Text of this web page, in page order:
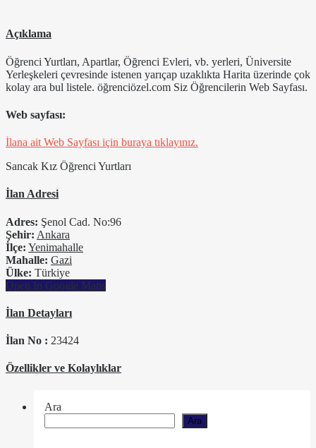
Açıklama
Öğrenci Yurtları, Apartlar, Öğrenci Evleri, vb. yerleri, Üniversite
Yerleşkeleri çevresinde istenen yarıçap uzaklıkta Harita üzerinde çok
kolay ara bul listele. öğrenciözel.com Siz Öğrencilerin Web Sayfası.
Web sayfası:
İlana ait Web Sayfası için buraya tıklayınız.
Sancak Kız Öğrenci Yurtları
İlan Adresi
Adres: Şenol Cad. No:96
Şehir: Ankara
İlçe: Yenimahalle
Mahalle: Gazi
Ülke: Türkiye
Open In Google Maps
İlan Detayları
İlan No : 23424
Özellikler ve Kolaylıklar
Ara
Ara